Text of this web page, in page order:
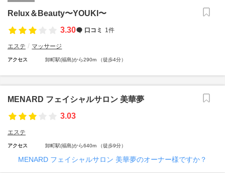
Relux＆Beauty〜YOUKI〜
3.30
口コミ 1件
エステ マッサージ
アクセス 卸町駅(福島)から290m （徒歩4分）
MENARD フェイシャルサロン 美華夢
3.03
エステ
アクセス 卸町駅(福島)から640m （徒歩9分）
MENARD フェイシャルサロン 美華夢のオーナー様ですか？